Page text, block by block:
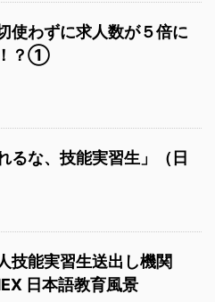
使わずに求人数が５倍に
？①
るな、技能実習生」（日
技能実習生送出し機関
日本語教育風景